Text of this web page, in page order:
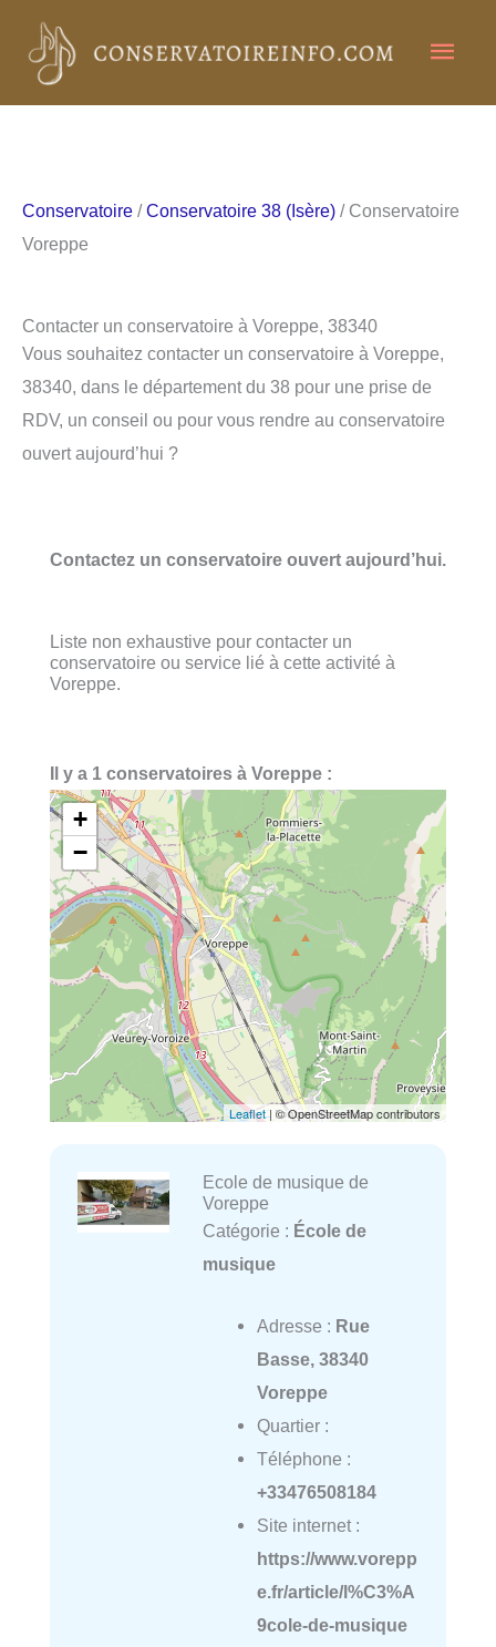
contenu
Conservatoire /Conservatoire 38 (Isère) / Conservatoire
Voreppe
Contacter un conservatoire à Voreppe, 38340
Vous souhaitez contacter un conservatoire à Voreppe,
38340, dans le département du 38 pour une prise de
RDV, un conseil ou pour vous rendre au conservatoire
ouvert aujourd’hui ?
Contactez un conservatoire ouvert aujourd’hui.
Liste non exhaustive pour contacter un
conservatoire ou service lié à cette activité à
Voreppe.
Il y a 1 conservatoires à Voreppe :
+
−
Leaflet| © OpenStreetMap contributors
Ecole de musique de
Voreppe
Catégorie : École de
musique
Adresse : Rue
Basse, 38340
Voreppe
Quartier :
Téléphone :
+33476508184
Site internet :
https://www.vorepp
e.fr/article/l%C3%A
9cole-de-musique